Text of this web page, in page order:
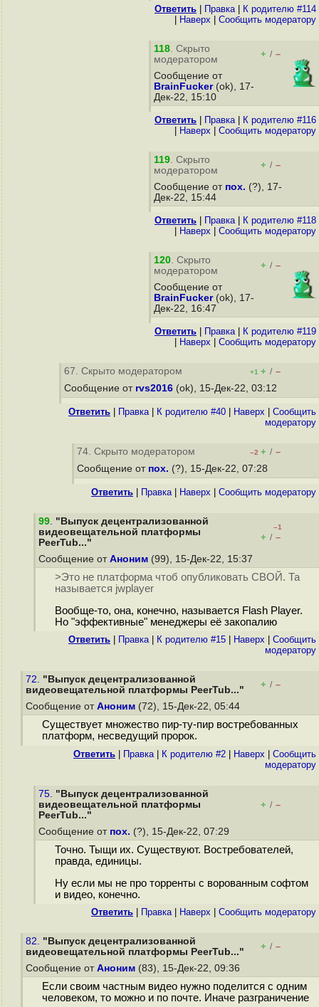
Ответить Правка|
К родителю #114
Наверх Cообщить модератору
118. Скрыто
модератором
+ / –
Сообщение от
BrainFucker(ok), 17-
Дек-22, 15:10
Ответить Правка|
К родителю #116
Наверх Cообщить модератору
119. Скрыто
модератором
+ / –
Сообщение от пох. (?), 17-
Дек-22, 15:44
Ответить Правка|
К родителю #118
Наверх Cообщить модератору
120. Скрыто
модератором
+ / –
Сообщение от
BrainFucker(ok), 17-
Дек-22, 16:47
Ответить Правка|
К родителю #119
Наверх Cообщить модератору
67. Скрыто модератором +1 + / –
Сообщение от rvs2016 (ok), 15-Дек-22, 03:12
Ответить Правка| К родителю #40 Наверх
Cообщить
модератору
74. Скрыто модератором –2 + / –
Сообщение от пох. (?), 15-Дек-22, 07:28
Ответить Правка| Наверх Cообщить модератору
99. "Выпуск децентрализованной
видеовещательной платформы
PeerTub..."
–1
+ / –
Сообщение от Аноним (99), 15-Дек-22, 15:37
>Это не платформа чтоб опубликовать СВОЙ. Та
называется jwplayer
Вообще-то, она, конечно, называется Flash Player.
Но "эффективные" менеджеры её закопалию
Ответить Правка| К родителю #15 Наверх
Cообщить
модератору
72. "Выпуск децентрализованной
видеовещательной платформы PeerTub..."
+ / –
Сообщение от Аноним (72), 15-Дек-22, 05:44
Существует множество пир-ту-пир востребованных
платформ, несведущий пророк.
Ответить Правка| К родителю #2 Наверх
Cообщить
модератору
75. "Выпуск децентрализованной
видеовещательной платформы
PeerTub..."
+ / –
Сообщение от пох. (?), 15-Дек-22, 07:29
Точно. Тыщи их. Существуют. Востребователей,
правда, единицы.
Ну если мы не про торренты с ворованным софтом
и видео, конечно.
Ответить Правка| Наверх Cообщить модератору
82. "Выпуск децентрализованной
видеовещательной платформы PeerTub..."
+ / –
Сообщение от Аноним (83), 15-Дек-22, 09:36
Если своим частным видео нужно поделится с одним
человеком, то можно и по почте. Иначе разграничение